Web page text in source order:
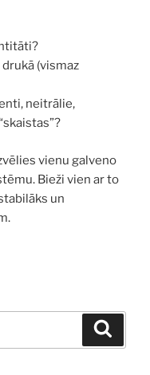
(vismaz
neitrālie,
vienu galveno
Bieži vien ar to
un